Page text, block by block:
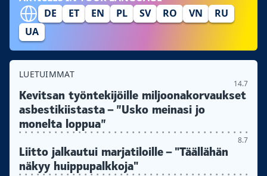
DE
ET EN PL SV RO VN
RU
UA
LUETUIMMAT
14.7
Kevitsan työntekijöille miljoonakorvaukset
asbestikiistasta – ”Usko meinasi jo
monelta loppua”
8.7
Liitto jalkautui marjatiloille – "Täällähän
näkyy huippupalkkoja"